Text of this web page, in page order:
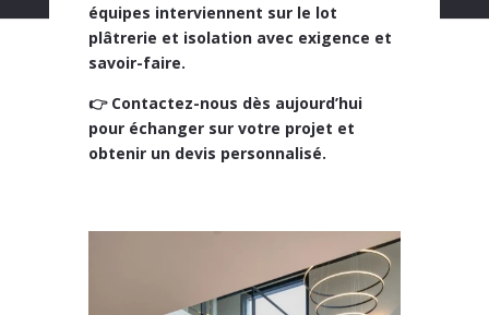
équipes interviennent sur le lot
plâtrerie et isolationavec exigence et
savoir-faire.
👉 Contactez-nous dès aujourd’hui
pour échanger sur votre projet et
obtenir un devis personnalisé.